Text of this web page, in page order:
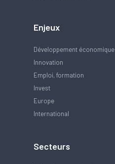
Enjeux
Développement économique
Innovation
Emploi, formation
Invest
Europe
International
Secteurs